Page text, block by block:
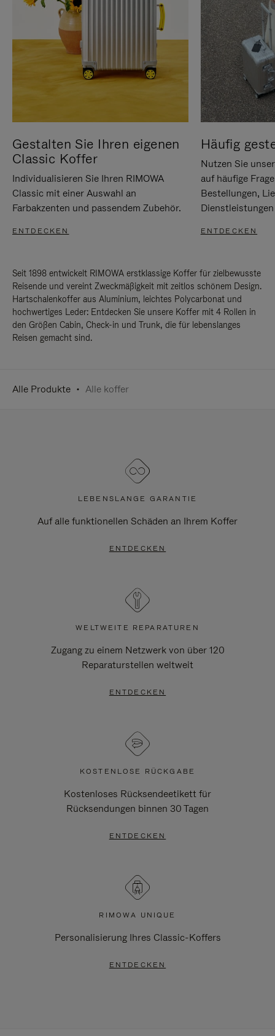
Gestalten Sie Ihren eigenen
Classic Koffer
Individualisieren Sie Ihren RIMOWA
Classic mit einer Auswahl an
Farbakzenten und passendem Zubehör.
ENTDECKEN
Häufig
Nutzen Sie
auf häufige
Bestellungen,
ENTDECKEN
Seit 1898 entwickelt RIMOWA erstklassige Koffer für zielbewusste
Reisende und vereint Zweckmäßigkeit mit zeitlos schönem Design.
Hartschalenkoffer aus Aluminium, leichtes Polycarbonat und
hochwertiges Leder: Entdecken Sie unsere Koffer mit 4 Rollen in
den Größen Cabin, Check-in und Trunk, die für lebenslanges
Reisen gemacht sind.
Alle Produkte Alle koffer
LEBENSLANGE GARANTIE
Auf alle funktionellen Schäden an Ihrem Koffer
ENTDECKEN
WELTWEITE REPARATUREN
Zugang zu einem Netzwerk von über 120
Reparaturstellen weltweit
ENTDECKEN
KOSTENLOSE RÜCKGABE
Kostenloses Rücksendeetikett für
Rücksendungen binnen 30 Tagen
ENTDECKEN
RIMOWA UNIQUE
Personalisierung Ihres Classic-Koffers
ENTDECKEN